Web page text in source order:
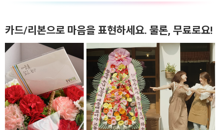
카드/리본으로 마음을 표현하세요. 물론, 무료로요!